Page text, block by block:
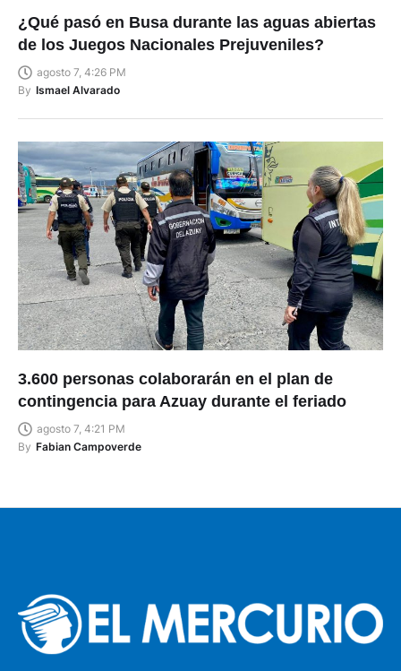
¿Qué pasó en Busa durante las aguas abiertas
de los Juegos Nacionales Prejuveniles?
agosto 7, 4:26 PM
By Ismael Alvarado
3.600 personas colaborarán en el plan de
contingencia para Azuay durante el feriado
agosto 7, 4:21 PM
By Fabian Campoverde